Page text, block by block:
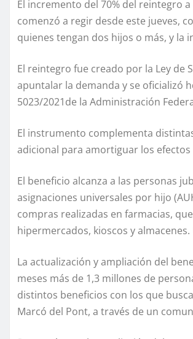
El incremento del 70% del reintegro
comenzó a regir desde este jueves,
quienes tengan dos hijos o más, y la
El reintegro fue creado por la Ley de
apuntalar la demanda y se oficializó
5023/2021de la Administración
El instrumento complementa
adicional para amortiguar los
El beneficio alcanza a las personas
asignaciones universales por hijo
compras realizadas en farmacias,
hipermercados, kioscos y
La actualización y ampliación del
meses más de 1,3 millones de
distintos beneficios con los que
Marcó del Pont, a través de un